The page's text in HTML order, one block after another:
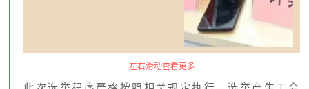
左右滑动查看更多